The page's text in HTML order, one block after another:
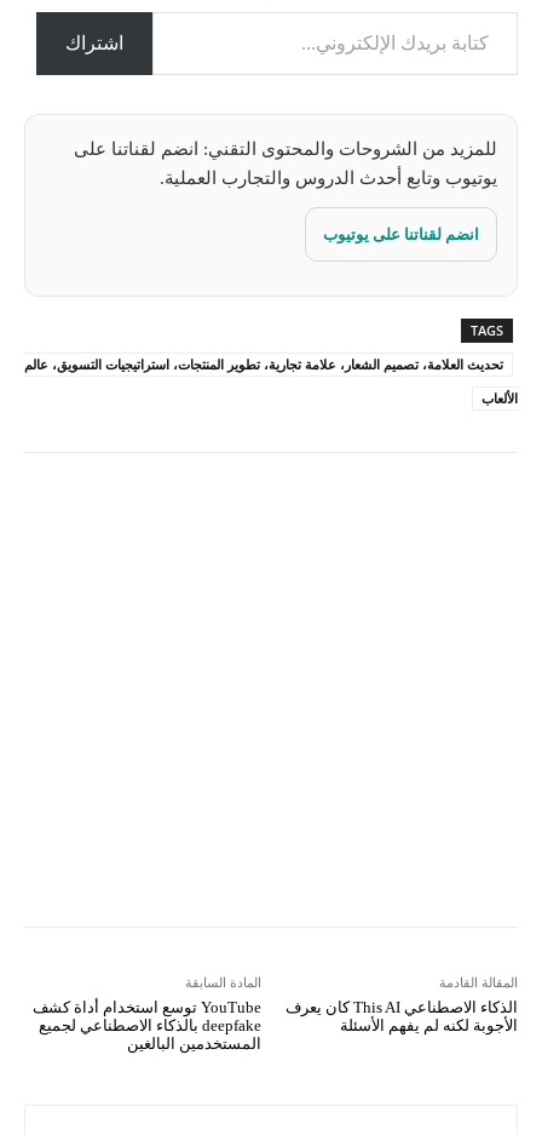
ي
ل
كتابة بريدك الإلكتروني...
اشتراك
للمزيد من الشروحات والمحتوى التقني: انضم لقناتنا على
يوتيوب وتابع أحدث الدروس والتجارب العملية.
انضم لقناتنا على يوتيوب
TAGS
تحديث العلامة، تصميم الشعار، علامة تجارية، تطوير المنتجات، استراتيجيات التسويق، عالم
الألعاب
المادة السابقة
YouTube توسع استخدام أداة كشف
deepfake بالذكاء الاصطناعي لجميع
المستخدمين البالغين
المقالة القادمة
الذكاء الاصطناعي This AI كان يعرف
الأجوبة لكنه لم يفهم الأسئلة